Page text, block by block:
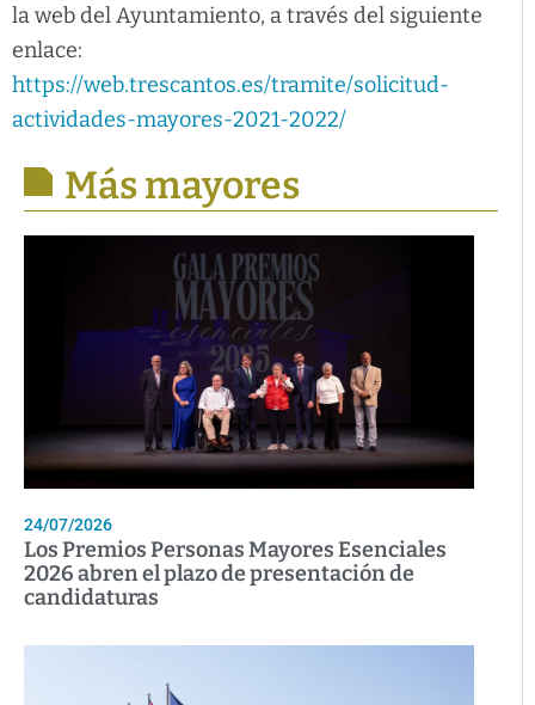
la web del Ayuntamiento, a través del siguiente
enlace:
https://web.trescantos.es/tramite/solicitud-
actividades-mayores-2021-2022/
Más mayores
24/07/2026
Los Premios Personas Mayores Esenciales
2026 abren el plazo de presentación de
candidaturas